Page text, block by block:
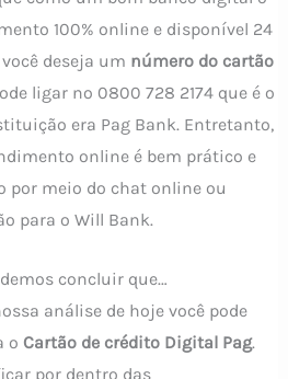
100% online e disponível 24
deseja um número do cartão
ligar no 0800 728 2174 que é o
era Pag Bank. Entretanto,
online é bem prático e
por meio do chat online ou
para o Will Bank.
concluir que…
análise de hoje você pode
o Cartão de crédito Digital Pag.
por dentro das